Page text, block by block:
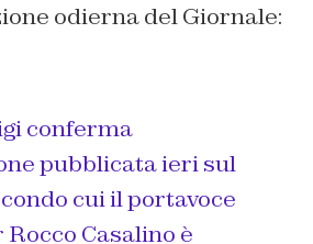
odierna delGiornale:
conferma
pubblicata ieri sul
cui il portavoce
Casalino è